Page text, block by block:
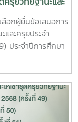
(ครั้งที่ 49)
ประจำปีการศึกษา
อกผู้ยื่นข้อเสนอการ
ละครุยประจำ
ประจำปีการศึกษา